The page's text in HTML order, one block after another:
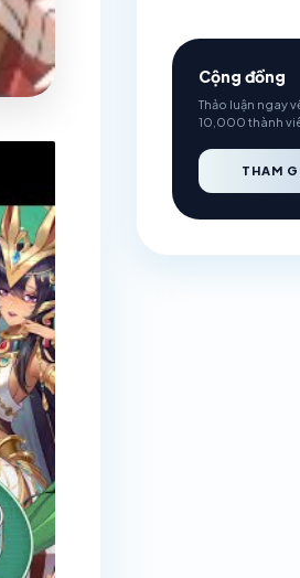
Cộng đồng
Thảo luận ngay
10,000 thành
THAM